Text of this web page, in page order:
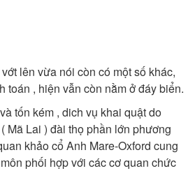
lên vừa nói còn có một số khác,
toán , hiện vẫn còn nằm ở đáy biển.
tốn kém , dich vụ khai quật do
Mã Lai ) đài thọ phần lớn phương
khảo cổ Anh Mare-Oxford cung
phối hợp với các cơ quan chức